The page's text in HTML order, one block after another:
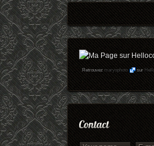
Retrouvezmaryophoto sur